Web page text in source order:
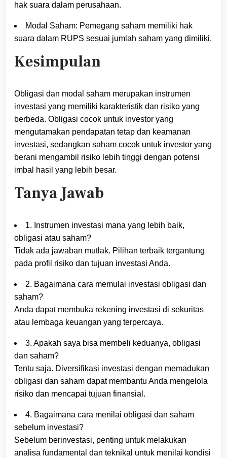
hak suara dalam perusahaan.
Modal Saham: Pemegang saham memiliki hak
suara dalam RUPS sesuai jumlah saham yang dimiliki.
Kesimpulan
Obligasi dan modal saham merupakan instrumen
investasi yang memiliki karakteristik dan risiko yang
berbeda. Obligasi cocok untuk investor yang
mengutamakan pendapatan tetap dan keamanan
investasi, sedangkan saham cocok untuk investor yang
berani mengambil risiko lebih tinggi dengan potensi
imbal hasil yang lebih besar.
Tanya Jawab
1. Instrumen investasi mana yang lebih baik,
obligasi atau saham?
Tidak ada jawaban mutlak. Pilihan terbaik tergantung
pada profil risiko dan tujuan investasi Anda.
2. Bagaimana cara memulai investasi obligasi dan
saham?
Anda dapat membuka rekening investasi di sekuritas
atau lembaga keuangan yang terpercaya.
3. Apakah saya bisa membeli keduanya, obligasi
dan saham?
Tentu saja. Diversifikasi investasi dengan memadukan
obligasi dan saham dapat membantu Anda mengelola
risiko dan mencapai tujuan finansial.
4. Bagaimana cara menilai obligasi dan saham
sebelum investasi?
Sebelum berinvestasi, penting untuk melakukan
analisa fundamental dan teknikal untuk menilai kondisi